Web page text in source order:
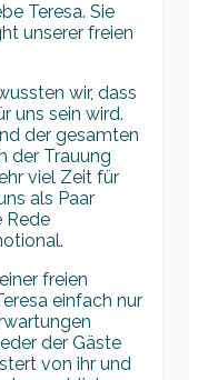
Teresa. Sie
unserer freien
wir, dass
uns sein wird.
der gesamten
der Trauung
viel Zeit für
als Paar
Rede
freien
einfach nur
der Gäste
von ihr und